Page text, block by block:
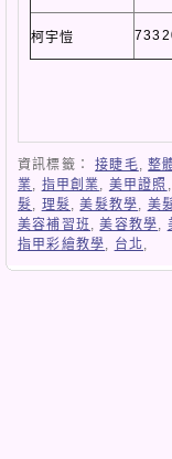
柯宇愷
資訊標籤： 接睫毛,整
業, 指甲創業, 美甲證照
髮, 理髮,美髮教學, 美
美容補習班 ,美容教學,
指甲彩繪教學, 台北,